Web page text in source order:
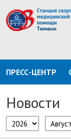
ПРЕСС-ЦЕНТР
Новости